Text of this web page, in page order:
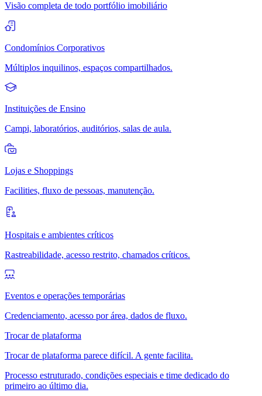
Visão completa de todo portfólio imobiliário
Condomínios Corporativos
Múltiplos inquilinos, espaços compartilhados.
Instituições de Ensino
Campi, laboratórios, auditórios, salas de aula.
Lojas e Shoppings
Facilities, fluxo de pessoas, manutenção.
Hospitais e ambientes críticos
Rastreabilidade, acesso restrito, chamados críticos.
Eventos e operações temporárias
Credenciamento, acesso por área, dados de fluxo.
Trocar de plataforma
Trocar de plataforma parece difícil. A gente facilita.
Processo estruturado, condições especiais e time dedicado do
primeiro ao último dia.